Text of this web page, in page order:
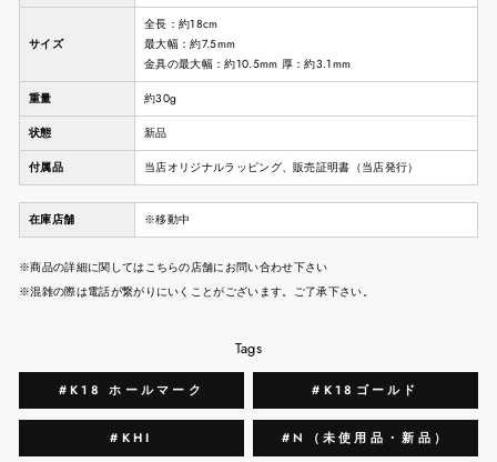
サイズ
全長：約18cm
最大幅：約7.5mm
金具の最大幅：約10.5mm 厚：約3.1mm
重量 約30g
状態 新品
付属品 当店オリジナルラッピング、販売証明書（当店発行）
在庫店舗 ※移動中
※商品の詳細に関してはこちらの店舗にお問い合わせ下さい
※混雑の際は電話が繋がりにいくことがございます。ご了承下さい。
Tags
#K18 ホールマーク #K18ゴールド
#KHI #N（未使用品・新品）